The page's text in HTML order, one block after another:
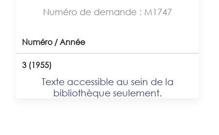
Numéro de demande : M1747
Numéro / Année
3 (1955)
Texte accessible au sein de la
bibliothèque seulement.